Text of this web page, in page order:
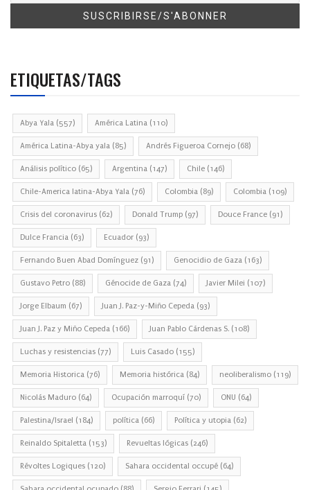
ETIQUETAS/TAGS
Abya Yala (557) América Latina (110)
América Latina-Abya yala (85) Andrés Figueroa Cornejo (68)
Análisis político (65) Argentina (147) Chile (146)
Chile-America latina-Abya Yala (76) Colombia (89) Colombia (109)
Crisis del coronavirus (62) Donald Trump (97) Douce France (91)
Dulce Francia (63) Ecuador (93)
Fernando Buen Abad Domínguez (91) Genocidio de Gaza (163)
Gustavo Petro (88) Génocide de Gaza (74) Javier Milei (107)
Jorge Elbaum (67) Juan J. Paz-y-Miño Cepeda (93)
Juan J. Paz y Miño Cepeda (166) Juan Pablo Cárdenas S. (108)
Luchas y resistencias (77) Luis Casado (155)
Memoria Historica (76) Memoria histórica (84) neoliberalismo (119)
Nicolás Maduro (64) Ocupación marroquí (70) ONU (64)
Palestina/Israel (184) política (66) Política y utopia (62)
Reinaldo Spitaletta (153) Revueltas lógicas (246)
Révoltes Logiques (120) Sahara occidental occupé (64)